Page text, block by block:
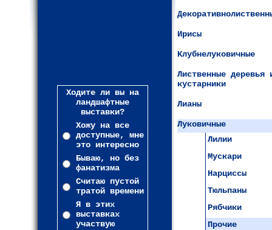
Ходите ли вы на
ландшафтные
выставки?
Хожу на все
доступные, мне
это интересно
Бываю, но без
фанатизма
Считаю пустой
тратой времени
Я в этих
выставках
участвую
Ирисы
Клубнелуковичные
Лиственные деревья
кустарники
Лианы
Луковичные
Лилии
Мускари
Нарциссы
Тюльпаны
Рябчики
Прочие